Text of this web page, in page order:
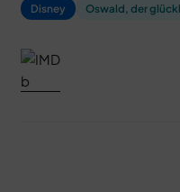
Disney Oswald, der